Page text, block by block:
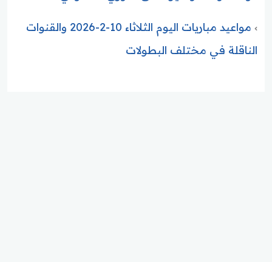
مواعيد مباريات اليوم الثلاثاء 10-2-2026 والقنوات
الناقلة في مختلف البطولات